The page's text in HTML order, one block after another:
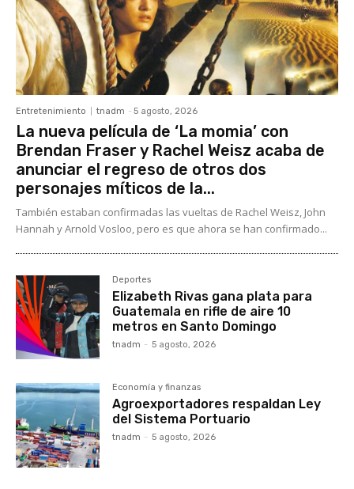
Entretenimiento tnadm - 5 agosto, 2026
La nueva película de ‘La momia’ con
Brendan Fraser y Rachel Weisz acaba de
anunciar el regreso de otros dos
personajes míticos de la...
También estaban confirmadas las vueltas de Rachel Weisz, John
Hannah y Arnold Vosloo, pero es que ahora se han confirmado...
Deportes
Elizabeth Rivas gana plata para
Guatemala en rifle de aire 10
metros en Santo Domingo
tnadm - 5 agosto, 2026
Economía y finanzas
Agroexportadores respaldan Ley
del Sistema Portuario
tnadm - 5 agosto, 2026